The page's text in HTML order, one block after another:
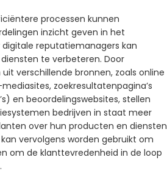
processen kunnen
inzicht geven in het
reputatiemanagers kan
te verbeteren. Door
verschillende bronnen, zoals online
zoekresultatenpagina’s
en beoordelingswebsites, stellen
bedrijven in staat meer
over hun producten en diensten
vervolgens worden gebruikt om
om de klanttevredenheid in de loop